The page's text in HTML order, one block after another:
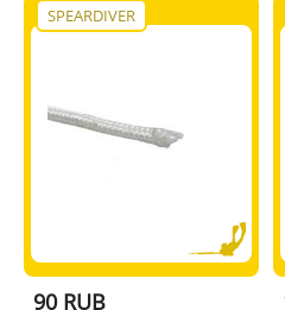
SPEARDIVER
90 RUB